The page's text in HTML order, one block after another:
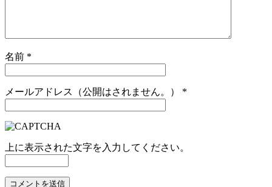
名前 *
メールアドレス（公開はされません。） *
上に表示された文字を入力してください。